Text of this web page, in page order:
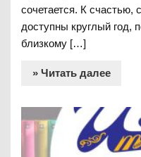
сочетается. К счастью,
доступны круглый год,
близкому […]
» Читать далее